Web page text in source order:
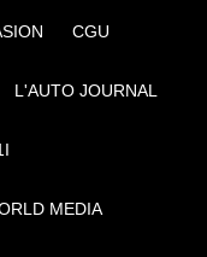
CGU
L'AUTO JOURNAL
MEDIA